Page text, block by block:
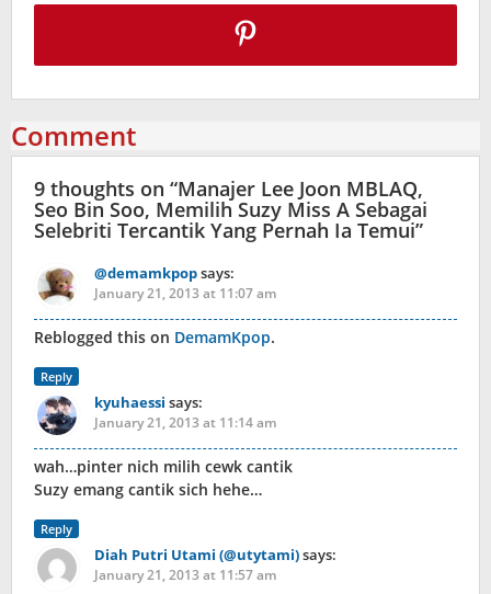
Comment
9 thoughts on “Manajer Lee Joon MBLAQ,
Seo Bin Soo, Memilih Suzy Miss A Sebagai
Selebriti Tercantik Yang Pernah Ia Temui”
@demamkpopsays:
January 21, 2013 at 11:07 am
Reblogged this on DemamKpop.
Reply
kyuhaessi says:
January 21, 2013 at 11:14 am
wah…pinter nich milih cewk cantik
Suzy emang cantik sich hehe…
Reply
Diah Putri Utami (@utytami)says:
January 21, 2013 at 11:57 am